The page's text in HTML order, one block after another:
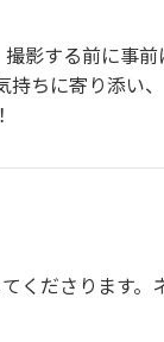
影する前に事
ちに寄り添い
くださります。